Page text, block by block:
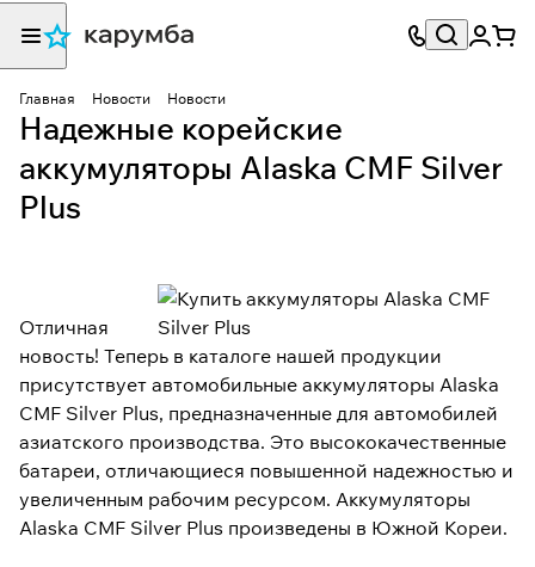
Главная Новости Новости
Надежные корейские
аккумуляторы Alaska CMF Silver
Plus
Отличная
новость! Теперь в каталоге нашей продукции
присутствует автомобильные аккумуляторы Alaska
CMF Silver Plus, предназначенные для автомобилей
азиатского производства. Это высококачественные
батареи, отличающиеся повышенной надежностью и
увеличенным рабочим ресурсом. Аккумуляторы
Alaska CMF Silver Plus произведены в Южной Кореи.